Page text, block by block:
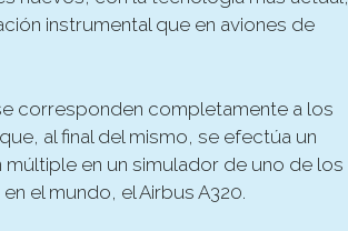
instrumental que en aviones de
corresponden completamente a los
al final del mismo, se efectúa un
en un simulador de uno de los
el mundo, el Airbus A320.